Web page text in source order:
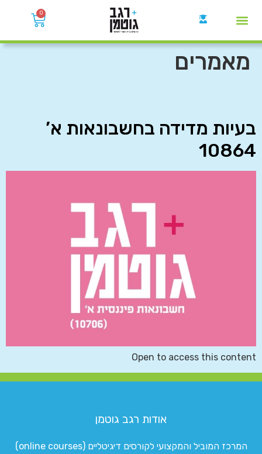
0
מאמרים
בעיות מדידה בחשבונאות א’
10864
Open to access this content
אודות רגב גוטמן
המרכז המוביל והמקצועי לקורסים דיגיטליים (online courses)